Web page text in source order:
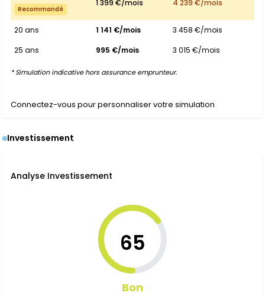
Recommandé
1 399 €/mois 4 239 €/mois
20 ans 1 141 €/mois
3 458 €/mois
25 ans
995 €/mois 3 015 €/mois
* Simulation indicative hors assurance emprunteur.
Connectez-vous pour personnaliser votre simulation
Investissement
Analyse Investissement
65
Bon